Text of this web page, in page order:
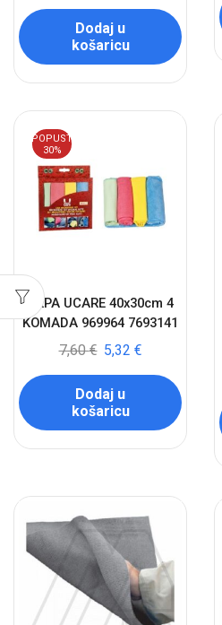
Dodaj u
košaricu
POPUST
30%
KRPA UCARE 40x30cm 4
KOMADA 969964 7693141
7,60€ 5,32 €
Dodaj u
košaricu